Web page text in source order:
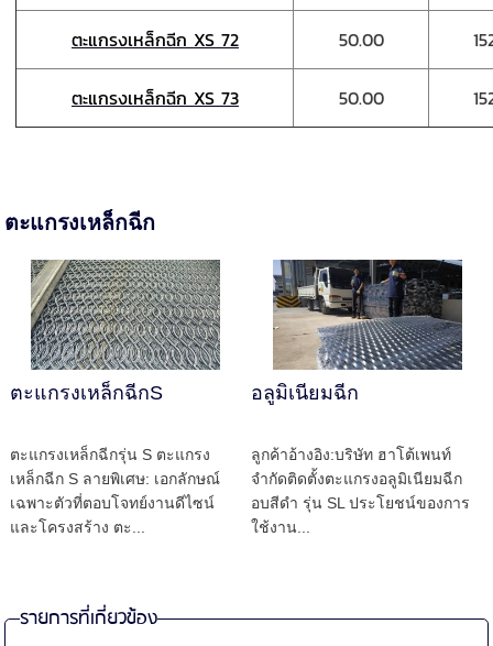
ตะแกรงเหล็กฉีก XS 72 50.00
ตะแกรงเหล็กฉีก XS 73 50.00
ตะแกรงเหล็กฉีก
ตะแกรงเหล็กฉีกS
ตะแกรงเหล็กฉีกรุ่น S ตะแกรง
เหล็กฉีก S ลายพิเศษ: เอกลักษณ์
เฉพาะตัวที่ตอบโจทย์งานดีไซน์
และโครงสร้าง ตะ...
อลูมิเนียมฉีก
ลูกค้าอ้างอิง:บริษัท ฮาโต้เพนท์
จำกัดติดตั้งตะแกรงอลูมิเนียมฉีก
อบสีดำ รุ่น SL ประโยชน์ของการ
ใช้งาน...
รายการที่เกี่ยวข้อง